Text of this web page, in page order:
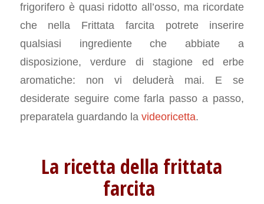
frigorifero è quasi ridotto all’osso, ma ricordate
che nella Frittata farcita potrete inserire
qualsiasi ingrediente che abbiate a
disposizione, verdure di stagione ed erbe
aromatiche: non vi deluderà mai. E se
desiderate seguire come farla passo a passo,
preparatela guardando la videoricetta.
La ricetta della frittata
farcita